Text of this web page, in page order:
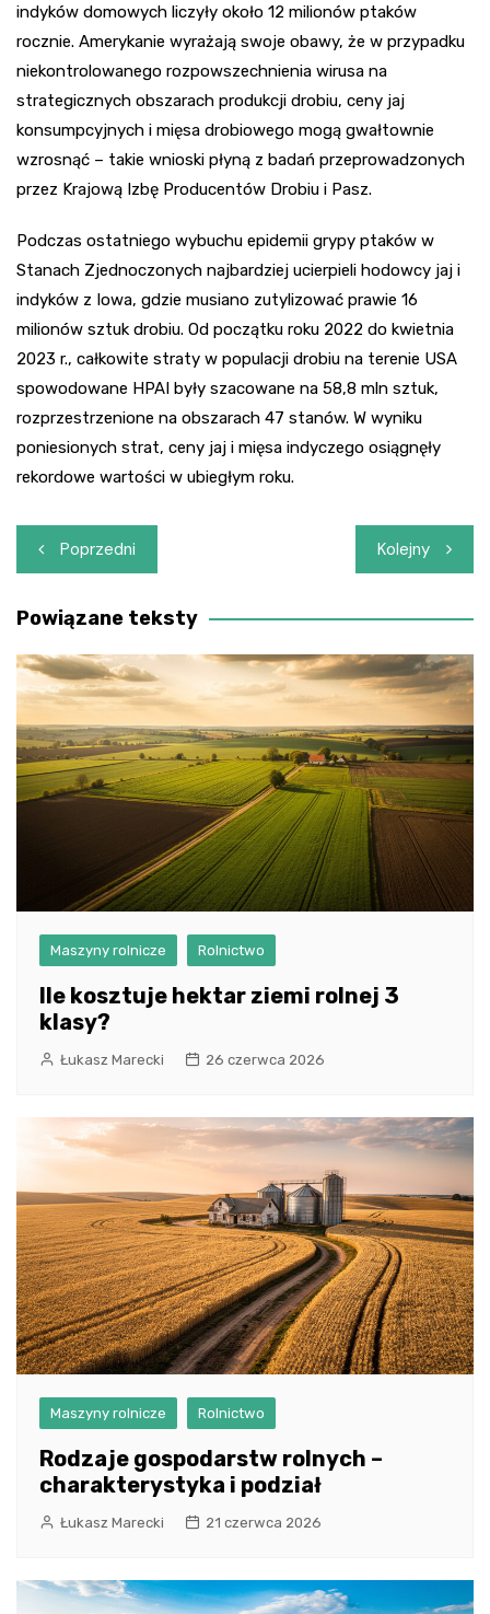
indyków domowych liczyły około 12 milionów ptaków
rocznie. Amerykanie wyrażają swoje obawy, że w przypadku
niekontrolowanego rozpowszechnienia wirusa na
strategicznych obszarach produkcji drobiu, ceny jaj
konsumpcyjnych i mięsa drobiowego mogą gwałtownie
wzrosnąć – takie wnioski płyną z badań przeprowadzonych
przez Krajową Izbę Producentów Drobiu i Pasz.
Podczas ostatniego wybuchu epidemii grypy ptaków w
Stanach Zjednoczonych najbardziej ucierpieli hodowcy jaj i
indyków z Iowa, gdzie musiano zutylizować prawie 16
milionów sztuk drobiu. Od początku roku 2022 do kwietnia
2023 r., całkowite straty w populacji drobiu na terenie USA
spowodowane HPAI były szacowane na 58,8 mln sztuk,
rozprzestrzenione na obszarach 47 stanów. W wyniku
poniesionych strat, ceny jaj i mięsa indyczego osiągnęły
rekordowe wartości w ubiegłym roku.
Nawigacja
wpisu
Poprzedni Kolejny
Powiązane teksty
Maszyny rolnicze Rolnictwo
Ile kosztuje hektar ziemi rolnej 3
klasy?
Łukasz Marecki 26 czerwca 2026
Maszyny rolnicze Rolnictwo
Rodzaje gospodarstw rolnych –
charakterystyka i podział
Łukasz Marecki 21 czerwca 2026